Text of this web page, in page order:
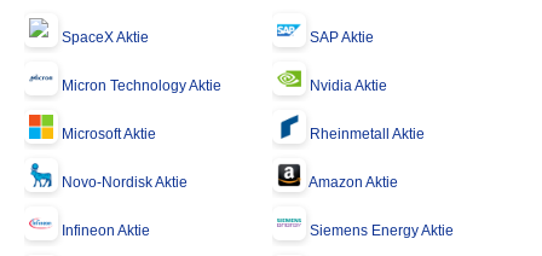
SpaceX Aktie SAP Aktie
Micron Technology Aktie Nvidia Aktie
Microsoft Aktie Rheinmetall Aktie
Novo-Nordisk Aktie Amazon Aktie
Infineon Aktie Siemens Energy Aktie